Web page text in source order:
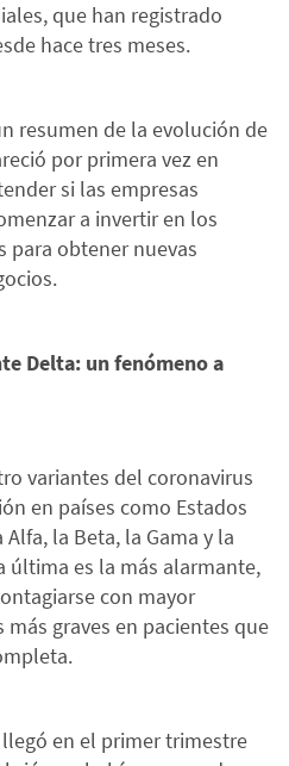
que han registrado
hace tres meses.
resumen de la evolución de
por primera vez en
si las empresas
a invertir en los
para obtener nuevas
Delta: un fenómeno a
variantes del coronavirus
en países como Estados
la Beta, la Gama y la
última es la más alarmante,
con mayor
graves en pacientes que
en el primer trimestre